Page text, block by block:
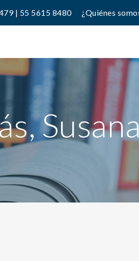
| 55 5615 8480 ¿Quiénes
Susana